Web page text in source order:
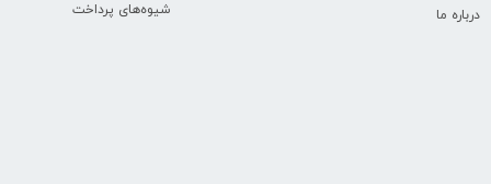
شیوه‌های پرداخت درباره ما